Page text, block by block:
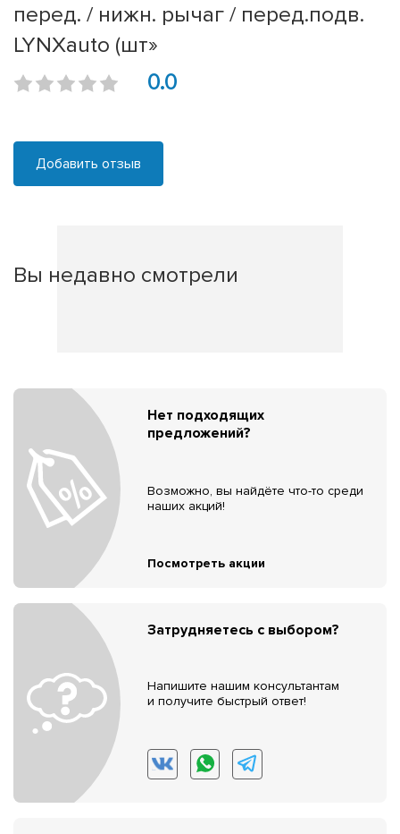
перед. / нижн. рычаг / перед.подв.
LYNXauto (шт»
0.0
Добавить отзыв
Вы недавно смотрели
Нет подходящих
предложений?
Возможно, вы найдёте что-то среди
наших акций!
Посмотреть акции
Затрудняетесь с выбором?
Напишите нашим консультантам
и получите быстрый ответ!